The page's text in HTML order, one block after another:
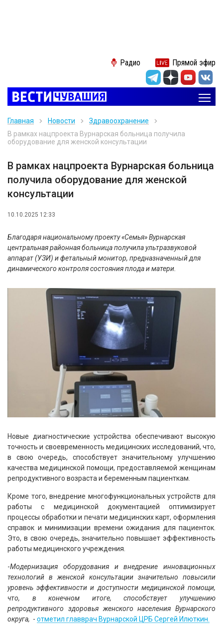
Радио Прямой эфир
Главная Новости
Здравоохранение
В рамках нацпроекта Вурнарская больница получила
оборудование для женской консультации
В рамках нацпроекта Вурнарская больница
получила оборудование для женской
консультации
10.10.2025 12:33
Благодаря национальному проекту «Семья» Вурнарская
центральная районная больница получила ультразвуковой
аппарат (УЗИ) и фетальный монитор, предназначенный для
динамического контроля состояния плода и матери.
Новые диагностические устройства обеспечивают высокую
точность и своевременность медицинских исследований, что,
в свою очередь, способствует значительному улучшению
качества медицинской помощи, предоставляемой женщинам
репродуктивного возраста и беременным пациенткам.
Кроме того, внедрение многофункциональных устройств для
работы с медицинской документацией оптимизирует
процессы обработки и печати медицинских карт, оформления
справок и минимизации времени ожидания для пациенток.
Это, в свою очередь, значительно повышает эффективность
работы медицинского учреждения.
-Модернизация оборудования и внедрение инновационных
технологий в женской консультации значительно повысили
уровень эффективности и доступности медицинской помощи,
что, в конечном итоге, способствует улучшению
репродуктивного здоровья женского населения Вурнарского
округа, - отметил главврач Вурнарской ЦРБ Сергей Илюткин.